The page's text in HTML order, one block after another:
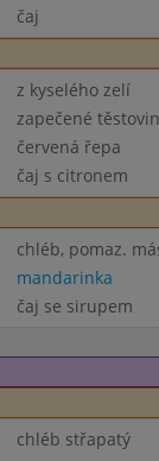
čaj
z kyselého zelí
zapečené
červená řepa
čaj s citronem
chléb, pomaz.
mandarinka
čaj se sirupem
chléb střapatý